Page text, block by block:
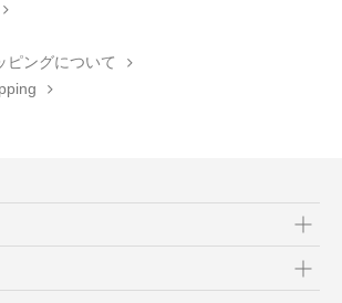
ピングについて